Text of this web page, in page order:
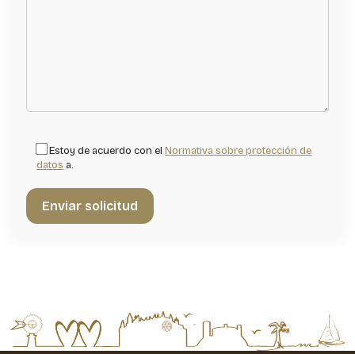
Estoy de acuerdo con elNormativa sobre protección de
datos a.